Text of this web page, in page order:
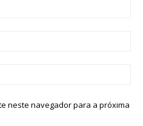
neste navegador para a próxima